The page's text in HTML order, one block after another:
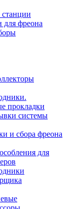
станции
для фреона
прокладки
системы
и сбора фреона
для